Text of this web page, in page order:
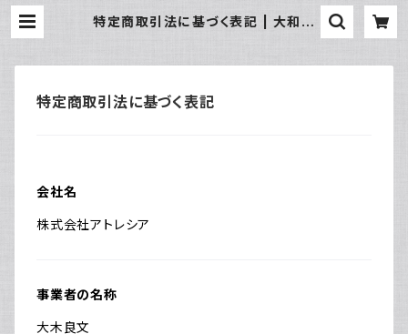
特定商取引法に基づく表記 | 大和屋
特定商取引法に基づく表記
会社名
株式会社アトレシア
事業者の名称
大木良文